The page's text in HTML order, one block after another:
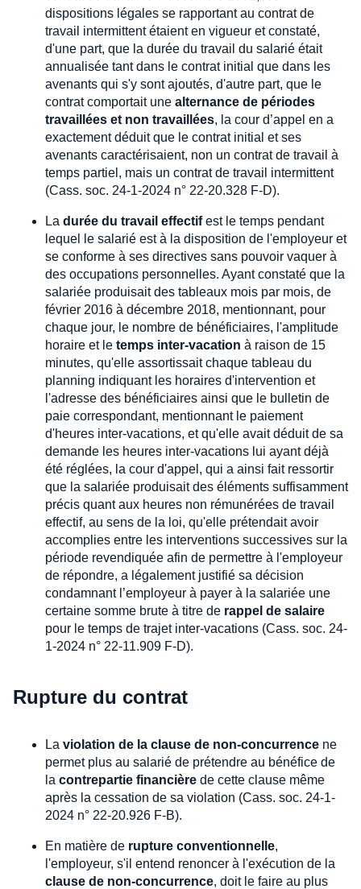
dispositions légales se rapportant au contrat de
travail intermittent étaient en vigueur et constaté,
d'une part, que la durée du travail du salarié était
annualisée tant dans le contrat initial que dans les
avenants qui s'y sont ajoutés, d'autre part, que le
contrat comportait une alternance de périodes
travaillées et non travaillées, la cour d’appel en a
exactement déduit que le contrat initial et ses
avenants caractérisaient, non un contrat de travail à
temps partiel, mais un contrat de travail intermittent
(Cass. soc. 24-1-2024 n° 22-20.328 F-D).
La durée du travail effectifest le temps pendant
lequel le salarié est à la disposition de l'employeur et
se conforme à ses directives sans pouvoir vaquer à
des occupations personnelles. Ayant constaté que la
salariée produisait des tableaux mois par mois, de
février 2016 à décembre 2018, mentionnant, pour
chaque jour, le nombre de bénéficiaires, l'amplitude
horaire et le temps inter-vacation à raison de 15
minutes, qu'elle assortissait chaque tableau du
planning indiquant les horaires d'intervention et
l'adresse des bénéficiaires ainsi que le bulletin de
paie correspondant, mentionnant le paiement
d'heures inter-vacations, et qu'elle avait déduit de sa
demande les heures inter-vacations lui ayant déjà
été réglées, la cour d'appel, qui a ainsi fait ressortir
que la salariée produisait des éléments suffisamment
précis quant aux heures non rémunérées de travail
effectif, au sens de la loi, qu'elle prétendait avoir
accomplies entre les interventions successives sur la
période revendiquée afin de permettre à l'employeur
de répondre, a légalement justifié sa décision
condamnant l’employeur à payer à la salariée une
certaine somme brute à titre de rappel de salaire
pour le temps de trajet inter-vacations (Cass. soc. 24-
1-2024 n° 22-11.909 F-D).
Rupture du contrat
La violation de la clause de non-concurrence ne
permet plus au salarié de prétendre au bénéfice de
la contrepartie financière de cette clause même
après la cessation de sa violation (Cass. soc. 24-1-
2024 n° 22-20.926 F-B).
En matière de rupture conventionnelle,
l'employeur, s'il entend renoncer à l'exécution de la
clause de non-concurrence, doit le faire au plus